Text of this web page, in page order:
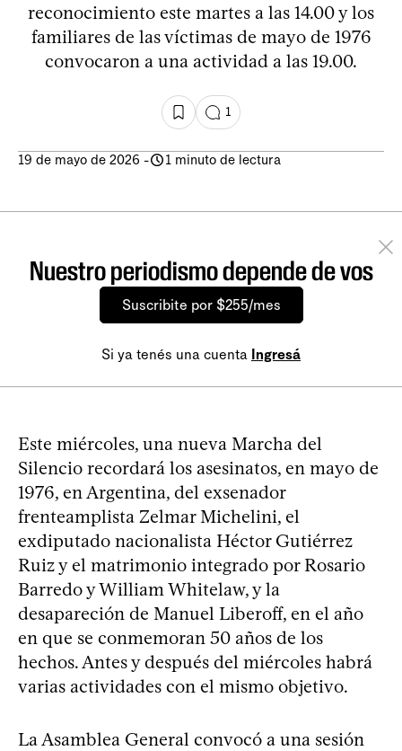
reconocimiento este martes a las 14.00 y los
familiares de las víctimas de mayo de 1976
convocaron a una actividad a las 19.00.
1
19 de mayo de 2026 - 1 minuto de lectura
Nuestro periodismo depende de vos
Suscribite por $255/mes
Si ya tenés una cuenta Ingresá
Este miércoles, una nueva Marcha del
Silencio recordará los asesinatos, en mayo de
1976, en Argentina, del exsenador
frenteamplista Zelmar Michelini, el
exdiputado nacionalista Héctor Gutiérrez
Ruiz y el matrimonio integrado por Rosario
Barredo y William Whitelaw, y la
desapareción de Manuel Liberoff, en el año
en que se conmemoran 50 años de los
hechos. Antes y después del miércoles habrá
varias actividades con el mismo objetivo.
La Asamblea General convocó a una sesión